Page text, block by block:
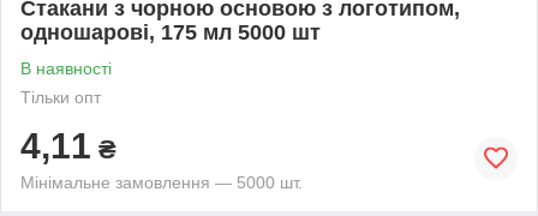
Стакани з чорною основою з логотипом,
одношарові, 175 мл 5000 шт
В наявності
Тільки опт
4,11 ₴
Мінімальне замовлення — 5000 шт.